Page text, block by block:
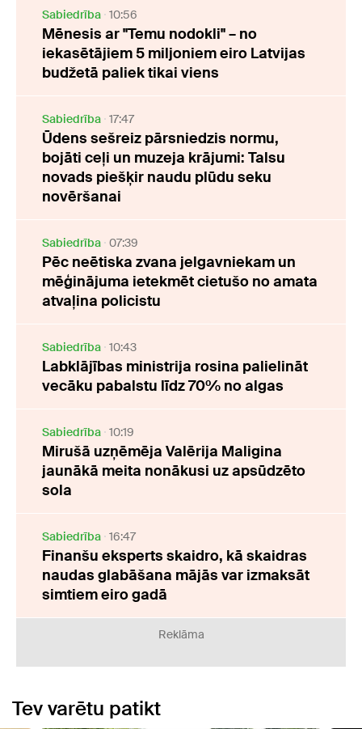
Sabiedrība 10:56
Mēnesis ar "Temu nodokli" – no
iekasētājiem 5 miljoniem eiro Latvijas
budžetā paliek tikai viens
Sabiedrība 17:47
Ūdens sešreiz pārsniedzis normu,
bojāti ceļi un muzeja krājumi: Talsu
novads piešķir naudu plūdu seku
novēršanai
Sabiedrība 07:39
Pēc neētiska zvana jelgavniekam un
mēģinājuma ietekmēt cietušo no amata
atvaļina policistu
Sabiedrība 10:43
Labklājības ministrija rosina palielināt
vecāku pabalstu līdz 70% no algas
Sabiedrība 10:19
Mirušā uzņēmēja Valērija Maligina
jaunākā meita nonākusi uz apsūdzēto
sola
Sabiedrība 16:47
Finanšu eksperts skaidro, kā skaidras
naudas glabāšana mājās var izmaksāt
simtiem eiro gadā
Reklāma
Tev varētu patikt